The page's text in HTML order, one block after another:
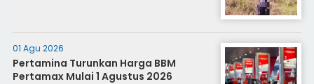
01 Agu 2026
Pertamina Turunkan Harga BBM
Pertamax Mulai 1 Agustus 2026